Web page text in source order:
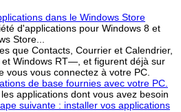
dans le Windows Store
d'applications pour Windows 8 et
Store...
que Contacts, Courrier et Calendrier,
Windows RT—, et figurent déjà sur
vous vous connectez à votre PC.
de base fournies avec votre PC.
applications dont vous avez besoin
suivante : installer vos applications